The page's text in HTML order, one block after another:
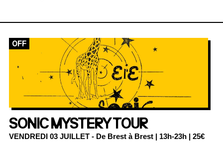
OFF
SONIC MYSTERY TOUR
VENDREDI 03 JUILLET - De Brest à Brest | 13h-23h | 25€